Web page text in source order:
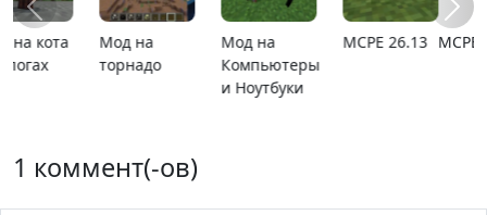
MCPE 26.1
Карта
расширяющийся
Карта ада
MCPE
1 коммент(-ов)